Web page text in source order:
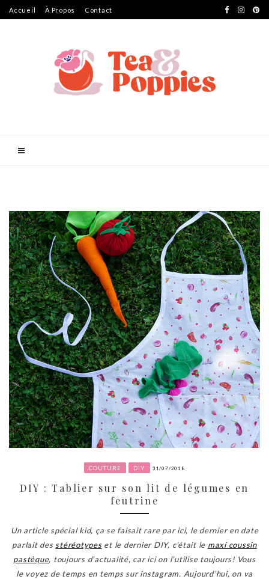
Accueil À Propos Contact
COUTURE DIY 31/07/2018
DIY : Tablier sur son lit de légumes en
feutrine
Un article spécial kid, ça se faisait rare par ici, le dernier en date
parlait des stéréotypeset le dernier DIY, c’était le maxi coussin
pastèque, toujours d’actualité, car ici on l’utilise toujours! Vous
le voyez de temps en temps sur instagram. Aujourd’hui, on va